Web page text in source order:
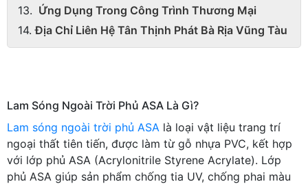
Ứng Dụng Trong Công Trình Thương Mại
Địa Chỉ Liên Hệ Tân Thịnh Phát Bà Rịa Vũng Tàu
Lam Sóng Ngoài Trời Phủ ASA Là Gì?
Lam sóng ngoài trời phủ ASA là loại vật liệu trang trí
ngoại thất tiên tiến, được làm từ gỗ nhựa PVC, kết hợp
với lớp phủ ASA (Acrylonitrile Styrene Acrylate). Lớp
phủ ASA giúp sản phẩm chống tia UV, chống phai màu